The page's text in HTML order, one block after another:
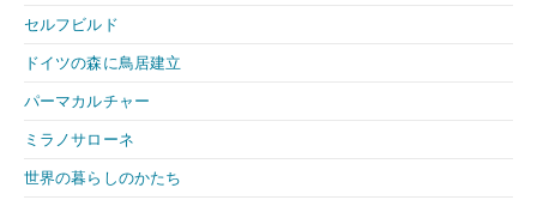
セルフビルド
ドイツの森に鳥居建立
パーマカルチャー
ミラノサローネ
世界の暮らしのかたち